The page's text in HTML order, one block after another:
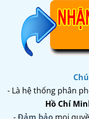
- Là hệ thống phân
Hồ Chí
-Đảm bảo mọi